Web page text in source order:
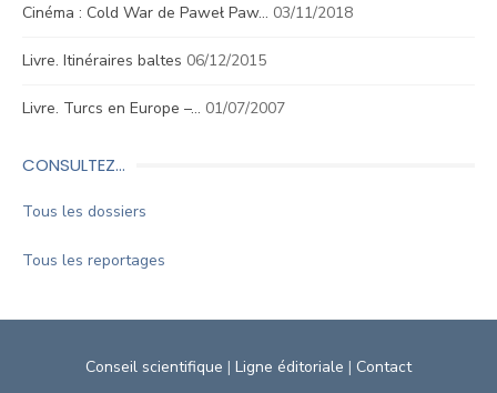
Cinéma : Cold War de Paweł Paw… 03/11/2018
Livre. Itinéraires baltes 06/12/2015
Livre. Turcs en Europe –… 01/07/2007
CONSULTEZ…
Tous les dossiers
Tous les reportages
Conseil scientifique | Ligne éditoriale | Contact